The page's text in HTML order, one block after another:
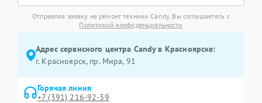
Отправляя заявку на ремонт техники Candy, Вы соглашаетесь с
Политикой конфиденциальности
Адрес сервисного центра Candy в Красноярске:
г. Красноярск, ​пр. Мира, 91
Горячая линия
+7 (391) 216-92-39